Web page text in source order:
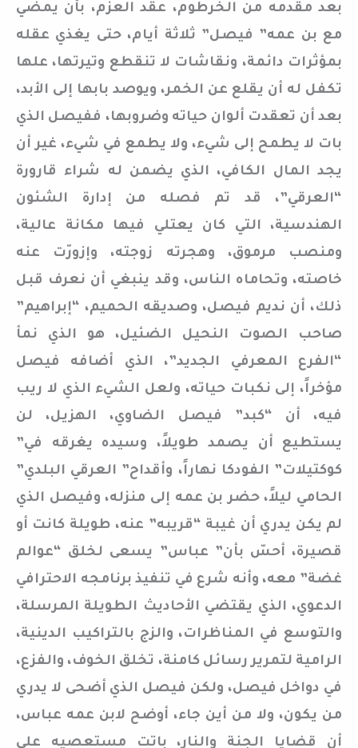
بعد مقدمه من الخرطوم، عقد العزم، بأن يمضي
مع بن عمه” فيصل” ثلاثة أيام، حتى يغذي عقله
بمؤثرات دائمة، ونقاشات لا تنقطع وتيرتها، علها
تكفل له أن يقلع عن الخمر، ويوصد بابها إلى الأبد،
بعد أن تعقدت ألوان حياته وضروبها، ففيصل الذي
بات لا يطمح إلى شيء، ولا يطمع في شيء، غير أن
يجد المال الكافي، الذي يضمن له شراء قارورة
“العرقي”، قد تم فصله من إدارة الشئون
الهندسية، التي كان يعتلي فيها مكانة عالية،
ومنصب مرموق، وهجرته زوجته، وإزورّت عنه
خاصته، وتحاماه الناس، وقد ينبغي أن نعرف قبل
ذلك، أن نديم فيصل، وصديقه الحميم، “إبراهيم”
صاحب الصوت النحيل الضئيل، هو الذي نمأ
“الفرع المعرفي الجديد”، الذي أضافه فيصل
مؤخراً، إلى نكبات حياته، ولعل الشيء الذي لا ريب
فيه، أن “كبد” فيصل الضاوي، الهزيل، لن
يستطيع أن يصمد طويلاً، وسيده يغرقه في”
كوكتيلات” الفودكا نهاراً، وأقداح” العرقي البلدي”
الحامي ليلاً، حضر بن عمه إلى منزله، وفيصل الذي
لم يكن يدري أن غيبة “قريبه” عنه، طويلة كانت أو
قصيرة، أحسّ بأن” عباس” يسعى لخلق “عوالم
غضة” معه، وأنه شرع في تنفيذ برنامجه الاحترافي
الدعوي، الذي يقتضي الأحاديث الطويلة المرسلة،
والتوسع في المناظرات، والزج بالتراكيب الدينية،
الرامية لتمرير رسائل كامنة، تخلق الخوف، والفزع،
في دواخل فيصل، ولكن فيصل الذي أضحى لا يدري
من يكون، ولا من أين جاء، أوضح لابن عمه عباس،
أن قضايا الجنة والنار، باتت مستعصيه على